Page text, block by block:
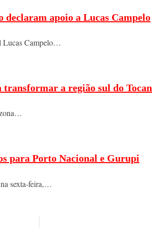
declaram apoio a Lucas Campelo
Lucas Campelo…
transformar a região sul do
para Porto Nacional e Gurupi
sexta-feira,…